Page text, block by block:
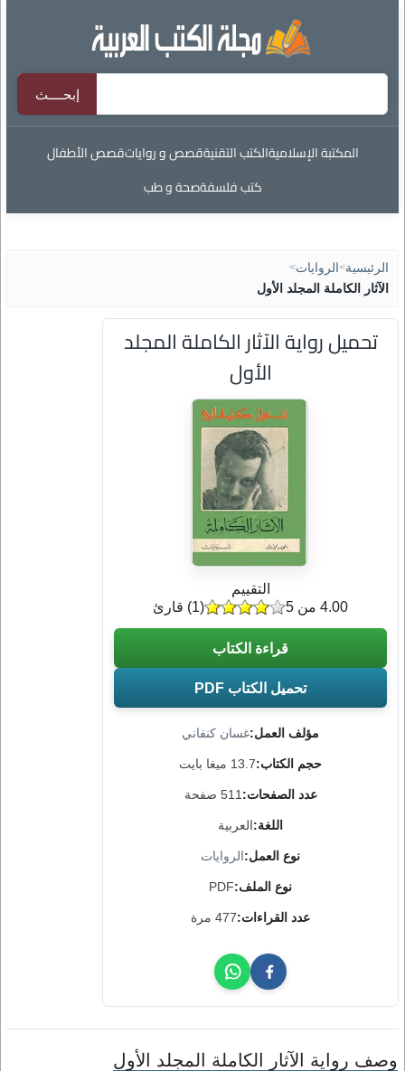
المكتبة الإسلاميةالكتب التقنيةقصص و رواياتقصص الأطفال
كتب فلسفةصحة و طب
الرئيسية> الروايات>
الآثار الكاملة المجلد الأول
تحميل رواية الآثار الكاملة المجلد
الأول
مؤلف العمل:غسان كنفاني
حجم الكتاب:13.7 ميغا بايت
عدد الصفحات: 511 صفحة
اللغة:العربية
نوع العمل:الروايات
نوع الملف:PDF
عدد القراءات:477 مرة
التقييم
(
1) قارئ 4.00 من 5
قراءة الكتاب
تحميل الكتاب PDF
وصف رواية الآثار الكاملة المجلد الأول